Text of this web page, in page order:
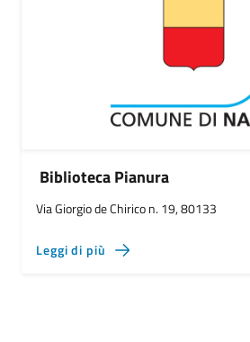
Biblioteca Pianura
Via Giorgio de Chirico n. 19, 80133
Leggi di più